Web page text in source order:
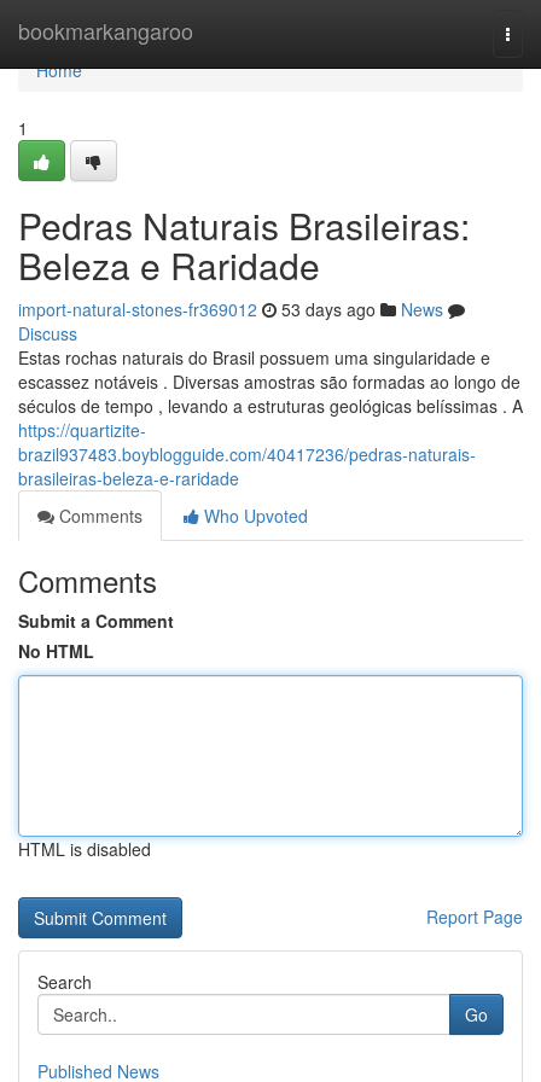
bookmarkangaroo
Home
Home
1
Pedras Naturais Brasileiras:
Beleza e Raridade
import-natural-stones-fr369012 53 days ago
News
Discuss
Estas rochas naturais do Brasil possuem uma singularidade e
escassez notáveis . Diversas amostras são formadas ao longo de
séculos de tempo , levando a estruturas geológicas belíssimas . A
https://quartizite-
brazil937483.boyblogguide.com/40417236/pedras-naturais-
brasileiras-beleza-e-raridade
Comments
Who Upvoted
Comments
Submit a Comment
No HTML
HTML is disabled
Report Page
Search
Go
Published News